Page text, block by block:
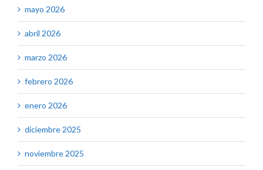
mayo 2026
abril 2026
marzo 2026
febrero 2026
enero 2026
diciembre 2025
noviembre 2025